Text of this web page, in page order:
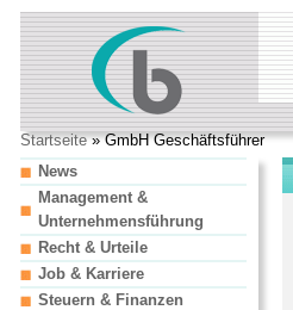
Startseite» GmbH Geschäftsführer
News
Management &
Unternehmensführung
Recht & Urteile
Job & Karriere
Steuern & Finanzen